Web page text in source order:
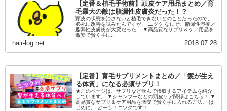
【定番＆植毛手術前】頭皮ケア用品まとめ／育
毛最大の敵は脂漏性皮膚炎だった！？
頭皮の状態を治さないと植毛できないとのことだったので、
必死に改善を試みたんですが、 ニツク なにせ、脂漏性湿疹／
脂漏性皮膚炎が大変だった… ▼高品質なサプリ＆ケア用品を
激安で賢く手に...
hair-log.net 2018.07.28
【定番】育毛サプリメントまとめ／「髪が生え
る体質」になる必須サプリ！
★このページは、サプリなど飲んで摂取するアイテムを紹介
しています。 ▼シャンプーなどの頭皮ケア関係はこちら！ ▼
高品質なサプリ＆ケア用品を激安で賢く手に入れる方法。 は
じめに。 どーも！ニツクです！ ...